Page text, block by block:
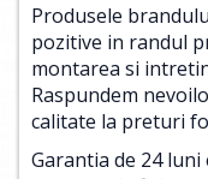
Produsele
pozitive in randul
montarea si
Raspundem
calitate la preturi
Garantia de 24